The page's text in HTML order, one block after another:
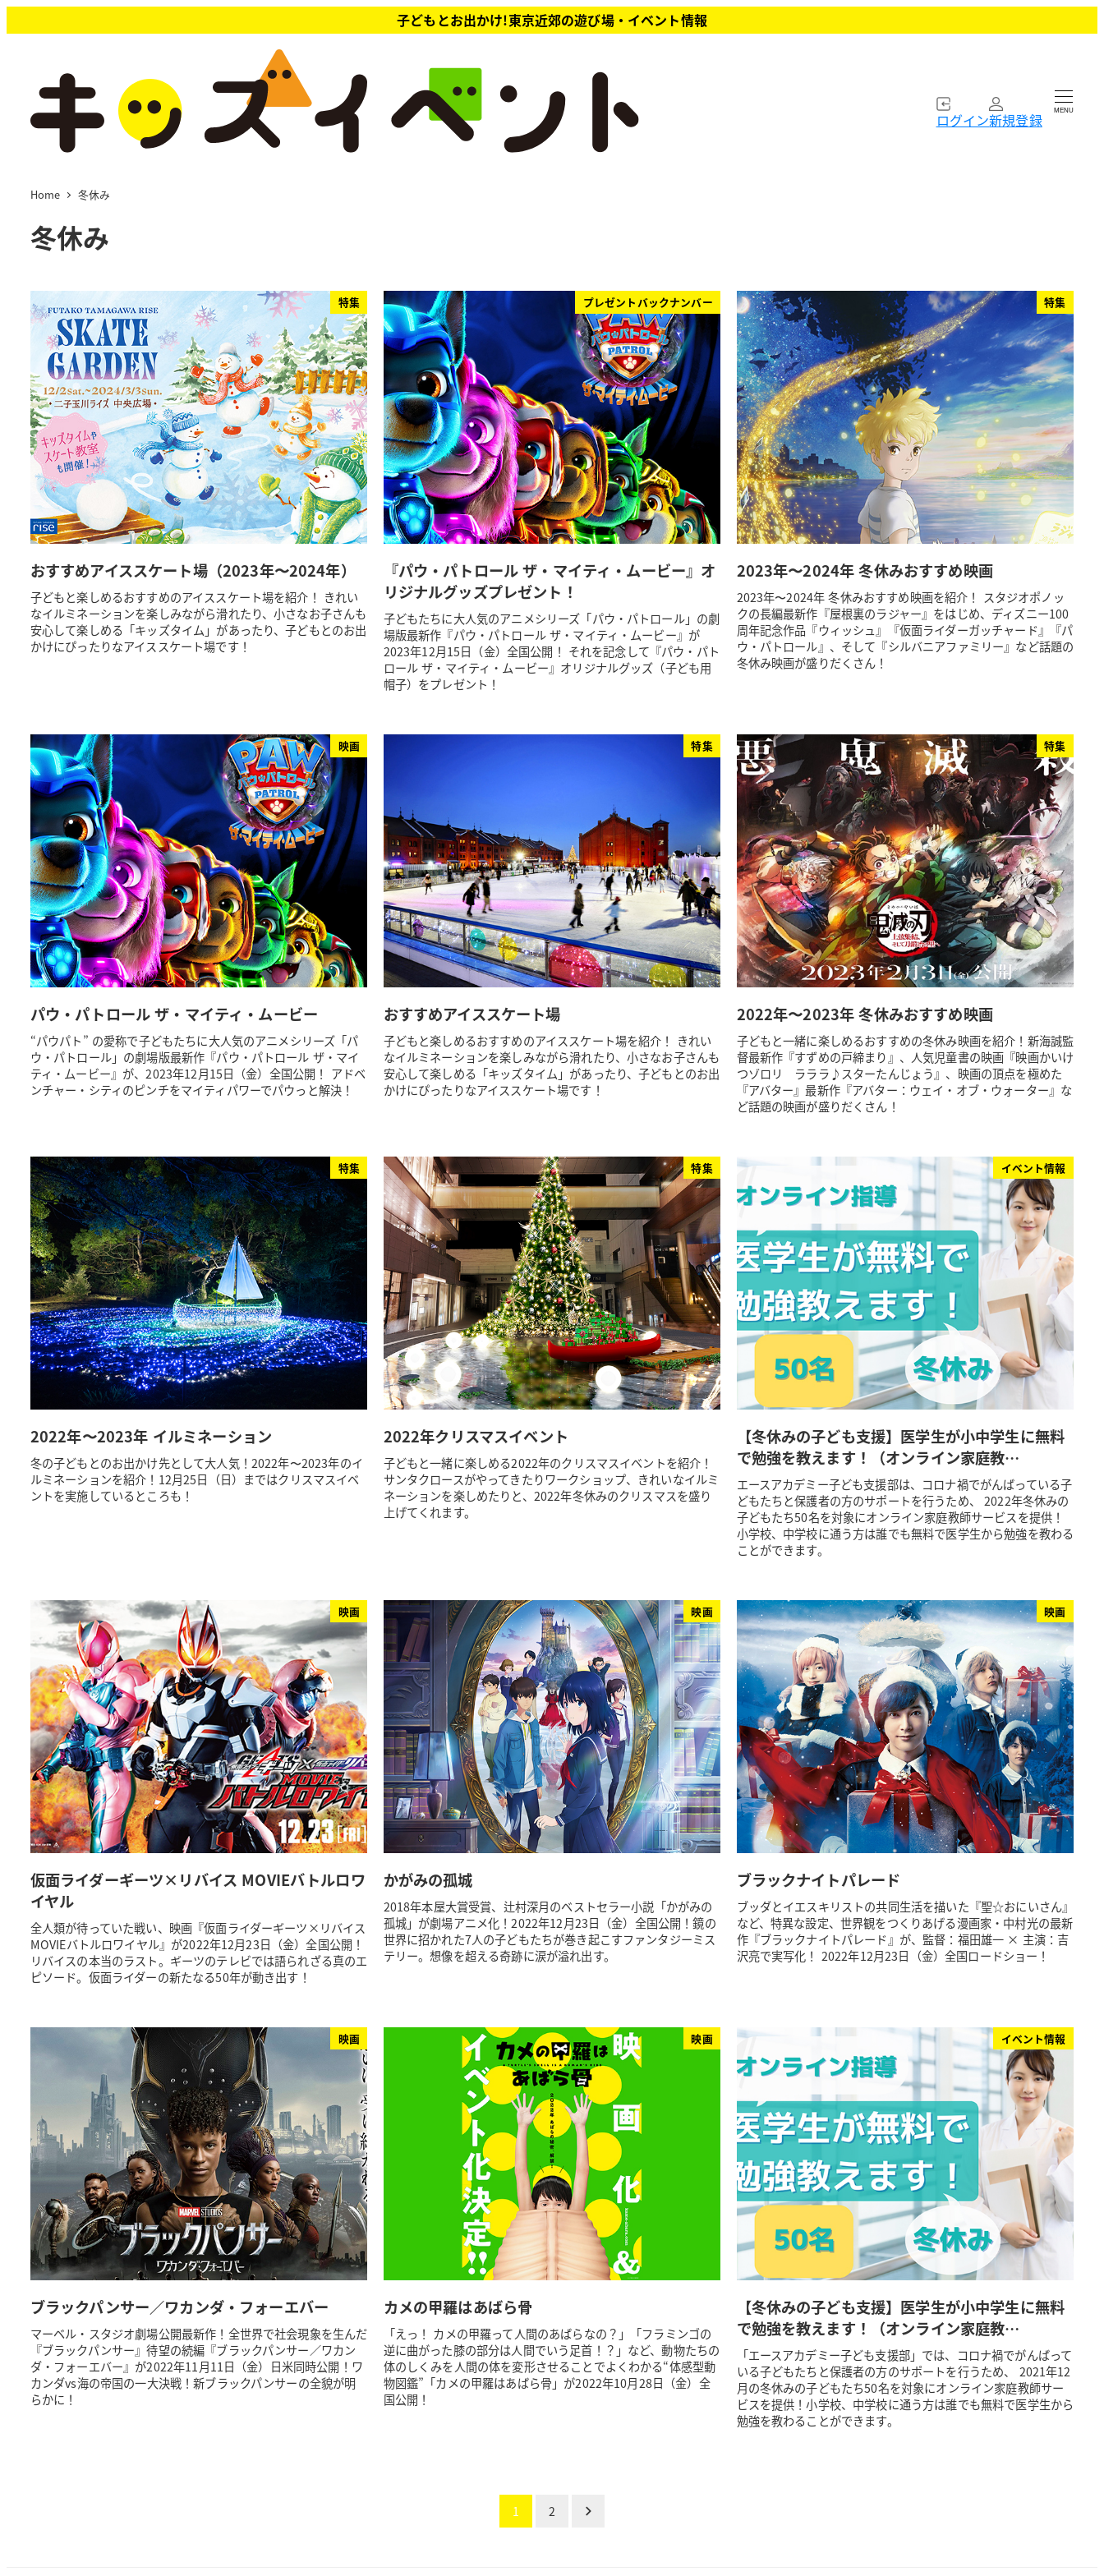
イ
子どもとお出かけ!東京近郊の遊び場・イベント情報
ログイン新規登録 MENU
Home 冬休み
冬休み
特集
おすすめアイススケート場（2023年〜2024年）
子どもと楽しめるおすすめのアイススケート場を紹介！ きれい
なイルミネーションを楽しみながら滑れたり、小さなお子さんも
安心して楽しめる「キッズタイム」があったり、子どもとのお出
かけにぴったりなアイススケート場です！
プレゼントバックナンバー
『パウ・パトロール ザ・マイティ・ムービー』オ
リジナルグッズプレゼント！
子どもたちに大人気のアニメシリーズ「パウ・パトロール」の劇
場版最新作『パウ・パトロール ザ・マイティ・ムービー』が
2023年12月15日（金）全国公開！ それを記念して『パウ・パト
ロール ザ・マイティ・ムービー』オリジナルグッズ（子ども用
帽子）をプレゼント！
特集
2023年〜2024年 冬休みおすすめ映画
2023年〜2024年 冬休みおすすめ映画を紹介！ スタジオポノッ
クの長編最新作『屋根裏のラジャー』をはじめ、ディズニー100
周年記念作品『ウィッシュ』『仮面ライダーガッチャード』『パ
ウ・パトロール』、そして『シルバニアファミリー』など話題の
冬休み映画が盛りだくさん！
映画
パウ・パトロール ザ・マイティ・ムービー
“パウパト” の愛称で子どもたちに大人気のアニメシリーズ「パ
ウ・パトロール」の劇場版最新作『パウ・パトロール ザ・マイ
ティ・ムービー』が、2023年12月15日（金）全国公開！ アドベ
ンチャー・シティのピンチをマイティパワーでパウっと解決！
特集
おすすめアイススケート場
子どもと楽しめるおすすめのアイススケート場を紹介！ きれい
なイルミネーションを楽しみながら滑れたり、小さなお子さんも
安心して楽しめる「キッズタイム」があったり、子どもとのお出
かけにぴったりなアイススケート場です！
特集
2022年〜2023年 冬休みおすすめ映画
子どもと一緒に楽しめるおすすめの冬休み映画を紹介！新海誠監
督最新作『すずめの戸締まり』、人気児童書の映画『映画かいけ
つゾロリ ラララ♪スターたんじょう』、映画の頂点を極めた
『アバター』最新作『アバター：ウェイ・オブ・ウォーター』な
ど話題の映画が盛りだくさん！
特集
2022年〜2023年 イルミネーション
冬の子どもとのお出かけ先として大人気！2022年〜2023年のイ
ルミネーションを紹介！12月25日（日）まではクリスマスイベ
ントを実施しているところも！
特集
2022年クリスマスイベント
子どもと一緒に楽しめる2022年のクリスマスイベントを紹介！
サンタクロースがやってきたりワークショップ、きれいなイルミ
ネーションを楽しめたりと、2022年冬休みのクリスマスを盛り
上げてくれます。
イベント情報
【冬休みの子ども支援】医学生が小中学生に無料
で勉強を教えます！（オンライン家庭教…
エースアカデミー子ども支援部は、コロナ禍でがんばっている子
どもたちと保護者の方のサポートを行うため、 2022年冬休みの
子どもたち50名を対象にオンライン家庭教師サービスを提供！
小学校、中学校に通う方は誰でも無料で医学生から勉強を教わる
ことができます。
映画
仮面ライダーギーツ×リバイス MOVIEバトルロワ
イヤル
全人類が待っていた戦い、映画『仮面ライダーギーツ×リバイス
MOVIEバトルロワイヤル』が2022年12月23日（金）全国公開！
リバイスの本当のラスト。ギーツのテレビでは語られざる真のエ
ピソード。仮面ライダーの新たなる50年が動き出す！
映画
かがみの孤城
2018年本屋大賞受賞、辻村深月のベストセラー小説「かがみの
孤城」が劇場アニメ化！2022年12月23日（金）全国公開！鏡の
世界に招かれた7人の子どもたちが巻き起こすファンタジーミス
テリー。想像を超える奇跡に涙が溢れ出す。
映画
ブラックナイトパレード
ブッダとイエスキリストの共同生活を描いた『聖☆おにいさん』
など、特異な設定、世界観をつくりあげる漫画家・中村光の最新
作『ブラックナイトパレード』が、監督：福田雄一 × 主演：吉
沢亮で実写化！ 2022年12月23日（金）全国ロードショー！
映画
ブラックパンサー／ワカンダ・フォーエバー
マーベル・スタジオ劇場公開最新作！全世界で社会現象を生んだ
『ブラックパンサー』待望の続編『ブラックパンサー／ワカン
ダ・フォーエバー』が2022年11月11日（金）日米同時公開！ワ
カンダvs海の帝国の一大決戦！新ブラックパンサーの全貌が明
らかに！
映画
カメの甲羅はあばら骨
「えっ！ カメの甲羅って人間のあばらなの？」「フラミンゴの
逆に曲がった膝の部分は人間でいう足首！？」など、動物たちの
体のしくみを人間の体を変形させることでよくわかる“体感型動
物図鑑”「カメの甲羅はあばら骨」が2022年10月28日（金）全
国公開！
イベント情報
【冬休みの子ども支援】医学生が小中学生に無料
で勉強を教えます！（オンライン家庭教…
「エースアカデミー子ども支援部」では、コロナ禍でがんばって
いる子どもたちと保護者の方のサポートを行うため、 2021年12
月の冬休みの子どもたち50名を対象にオンライン家庭教師サー
ビスを提供！小学校、中学校に通う方は誰でも無料で医学生から
勉強を教わることができます。
1 2